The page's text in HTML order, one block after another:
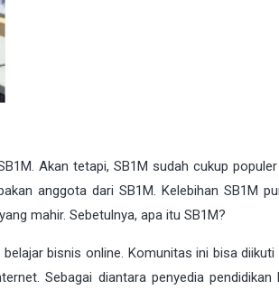
Akan tetapi, SB1M sudah cukup
anggota dari SB1M. Kelebihan SB1M
mahir. Sebetulnya, apa itu SB1M?
bisnis online. Komunitas ini bisa
Sebagai diantara penyedia pendidikan